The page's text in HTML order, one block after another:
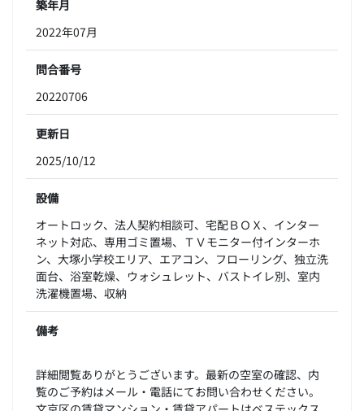
築年月
2022年07月
問合番号
20220706
更新日
2025/10/12
設備
オートロック、法人契約相談可、宅配ＢＯＸ、インター
ネット対応、専用ゴミ置場、ＴＶモニター付インターホ
ン、大塚小学校エリア、エアコン、フローリング、独立洗
面台、浴室乾燥、ウォシュレット、バストイレ別、室内
洗濯機置場、収納
備考
詳細閲覧ありがとうございます。最新の空室の確認、内
覧のご予約はメール・電話にてお問い合わせください。